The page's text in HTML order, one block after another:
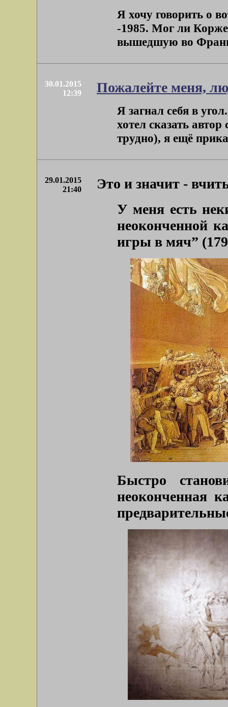
Я хочу говорить о
-1985. Мог ли
вышедшую во
30.01.2015
12:39
Пожалейте меня,
Я загнал себя в
хотел сказать
трудно), я ещё
29.01.2015
21:40
Это и значит -
У меня есть
неоконченной
игры в мяч”
Быстро
неоконченная